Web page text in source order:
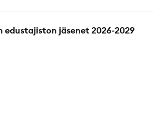
edustajiston jäsenet 2026-2029